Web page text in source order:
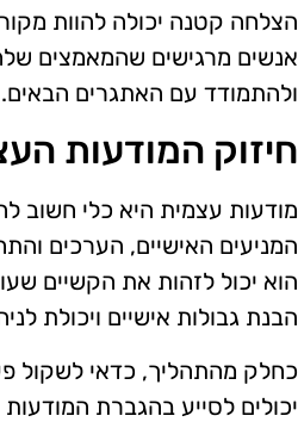
הצלחה קטנה יכולה להוות
אנשים מרגישים שהמאמצים
ולהתמודד עם האתגרים הבאים.
חיזוק המודעות
מודעות עצמית היא כלי חשוב
המניעים האישיים, הערכים
הוא יכול לזהות את הקשיים
הבנת גבולות אישיים ויכולת
כחלק מהתהליך, כדאי לשקול
יכולים לסייע בהגברת